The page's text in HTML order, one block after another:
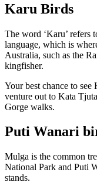
Karu Birds
The word ‘Karu’ refers
language, which is
Australia, such as the
kingfisher.
Your best chance to
venture out to Kata
Gorge walks.
Puti Wanari
Mulga is the common
National Park and Puti
stands.